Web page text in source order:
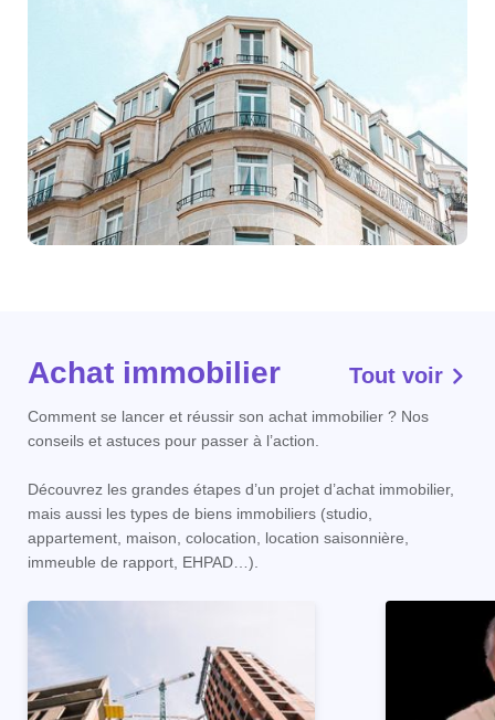
Achat immobilier Tout voir
Comment se lancer et réussir son achat immobilier ? Nos
conseils et astuces pour passer à l’action.
Découvrez les grandes étapes d’un projet d’achat immobilier,
mais aussi les types de biens immobiliers (studio,
appartement, maison, colocation, location saisonnière,
immeuble de rapport, EHPAD…).